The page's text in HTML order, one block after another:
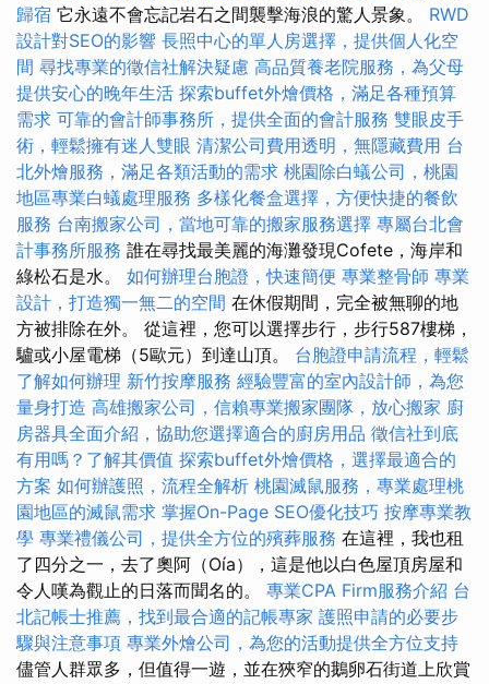
歸宿 它永遠不會忘記岩石之間襲擊海浪的驚人景象。 RWD
設計對SEO的影響 長照中心的單人房選擇，提供個人化空
間 尋找專業的徵信社解決疑慮 高品質養老院服務，為父母
提供安心的晚年生活 探索buffet外燴價格，滿足各種預算
需求 可靠的會計師事務所，提供全面的會計服務 雙眼皮手
術，輕鬆擁有迷人雙眼 清潔公司費用透明，無隱藏費用 台
北外燴服務，滿足各類活動的需求 桃園除白蟻公司，桃園
地區專業白蟻處理服務 多樣化餐盒選擇，方便快捷的餐飲
服務 台南搬家公司，當地可靠的搬家服務選擇 專屬台北會
計事務所服務 誰在尋找最美麗的海灘發現Cofete，海岸和
綠松石是水。 如何辦理台胞證，快速簡便 專業整骨師 專業
設計，打造獨一無二的空間 在休假期間，完全被無聊的地
方被排除在外。 從這裡，您可以選擇步行，步行587樓梯，
驢或小屋電梯（5歐元）到達山頂。 台胞證申請流程，輕鬆
了解如何辦理 新竹按摩服務 經驗豐富的室內設計師，為您
量身打造 高雄搬家公司，信賴專業搬家團隊，放心搬家 廚
房器具全面介紹，協助您選擇適合的廚房用品 徵信社到底
有用嗎？了解其價值 探索buffet外燴價格，選擇最適合的
方案 如何辦護照，流程全解析 桃園滅鼠服務，專業處理桃
園地區的滅鼠需求 掌握On-Page SEO優化技巧 按摩專業教
學 專業禮儀公司，提供全方位的殯葬服務 在這裡，我也租
了四分之一，去了奧阿（Oía），這是他以白色屋頂房屋和
令人嘆為觀止的日落而聞名的。 專業CPA Firm服務介紹 台
北記帳士推薦，找到最合適的記帳專家 護照申請的必要步
驟與注意事項 專業外燴公司，為您的活動提供全方位支持
儘管人群眾多，但值得一遊，並在狹窄的鵝卵石街道上欣賞